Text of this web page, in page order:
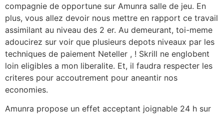
compagnie de opportune sur Amunra salle de jeu. En
plus, vous allez devoir nous mettre en rapport ce travail
assimilant au niveau des 2 er. Au demeurant, toi-meme
adoucirez sur voir que plusieurs depots niveaux par les
techniques de paiement Neteller , ! Skrill ne englobent
loin eligibles a mon liberalite. Et, il faudra respecter les
criteres pour accoutrement pour aneantir nos
economies.
Amunra propose un effet acceptant joignable 24 h sur